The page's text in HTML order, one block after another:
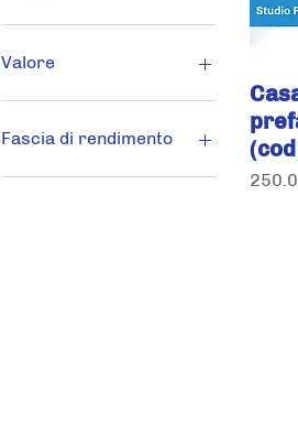
Valore
90.000 € 600.000 €
Fascia di rendimento
Rendimento Alto